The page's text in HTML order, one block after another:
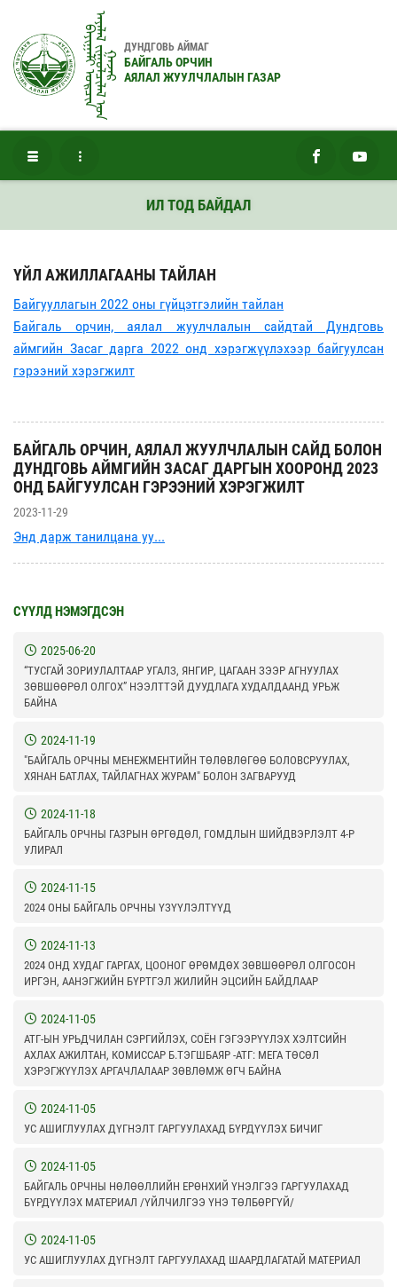
ᠪᠠᠶᠢᠭᠠᠯᠢ ᠣᠷᠴᠢᠨᠠᠶᠠᠯᠠᠯ ᠵᠢᠭᠤᠯᠴᠢᠯᠠᠯ ᠤ᠋ᠨᠭᠠᠵᠠᠷ
ДУНДГОВЬ АЙМАГ
БАЙГАЛЬ ОРЧИН
АЯЛАЛ ЖУУЛЧЛАЛЫН ГАЗАР
ИЛ ТОД БАЙДАЛ
ҮЙЛ АЖИЛЛАГААНЫ ТАЙЛАН
Байгууллагын 2022 оны гүйцэтгэлийн тайлан
Байгаль орчин, аялал жуулчлалын сайдтай Дундговь
аймгийн Засаг дарга 2022 онд хэрэгжүүлэхээр байгуулсан
гэрээний хэрэгжилт
БАЙГАЛЬ ОРЧИН, АЯЛАЛ ЖУУЛЧЛАЛЫН САЙД БОЛОН
ДУНДГОВЬ АЙМГИЙН ЗАСАГ ДАРГЫН ХООРОНД 2023
ОНД БАЙГУУЛСАН ГЭРЭЭНИЙ ХЭРЭГЖИЛТ
2023-11-29
Энд дарж танилцана уу...
СҮҮЛД НЭМЭГДСЭН
2025-06-20
“ТУСГАЙ ЗОРИУЛАЛТААР УГАЛЗ, ЯНГИР, ЦАГААН ЗЭЭР АГНУУЛАХ
ЗӨВШӨӨРӨЛ ОЛГОХ” НЭЭЛТТЭЙ ДУУДЛАГА ХУДАЛДААНД УРЬЖ
БАЙНА
2024-11-19
"БАЙГАЛЬ ОРЧНЫ МЕНЕЖМЕНТИЙН ТӨЛӨВЛӨГӨӨ БОЛОВСРУУЛАХ,
ХЯНАН БАТЛАХ, ТАЙЛАГНАХ ЖУРАМ" БОЛОН ЗАГВАРУУД
2024-11-18
БАЙГАЛЬ ОРЧНЫ ГАЗРЫН ӨРГӨДӨЛ, ГОМДЛЫН ШИЙДВЭРЛЭЛТ 4-Р
УЛИРАЛ
2024-11-15
2024 ОНЫ БАЙГАЛЬ ОРЧНЫ ҮЗҮҮЛЭЛТҮҮД
2024-11-13
2024 ОНД ХУДАГ ГАРГАХ, ЦООНОГ ӨРӨМДӨХ ЗӨВШӨӨРӨЛ ОЛГОСОН
ИРГЭН, ААНЭГЖИЙН БҮРТГЭЛ ЖИЛИЙН ЭЦСИЙН БАЙДЛААР
2024-11-05
АТГ-ЫН УРЬДЧИЛАН СЭРГИЙЛЭХ, СОЁН ГЭГЭЭРҮҮЛЭХ ХЭЛТСИЙН
АХЛАХ АЖИЛТАН, КОМИССАР Б.ТЭГШБАЯР -АТГ: МЕГА ТӨСӨЛ
ХЭРЭГЖҮҮЛЭХ АРГАЧЛАЛААР ЗӨВЛӨМЖ ӨГЧ БАЙНА
2024-11-05
УС АШИГЛУУЛАХ ДҮГНЭЛТ ГАРГУУЛАХАД БҮРДҮҮЛЭХ БИЧИГ
2024-11-05
БАЙГАЛЬ ОРЧНЫ НӨЛӨӨЛЛИЙН ЕРӨНХИЙ ҮНЭЛГЭЭ ГАРГУУЛАХАД
БҮРДҮҮЛЭХ МАТЕРИАЛ /ҮЙЛЧИЛГЭЭ ҮНЭ ТӨЛБӨРГҮЙ/
2024-11-05
УС АШИГЛУУЛАХ ДҮГНЭЛТ ГАРГУУЛАХАД ШААРДЛАГАТАЙ МАТЕРИАЛ